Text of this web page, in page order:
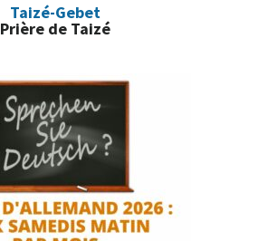
Taizé-Gebet
Prière de Taizé